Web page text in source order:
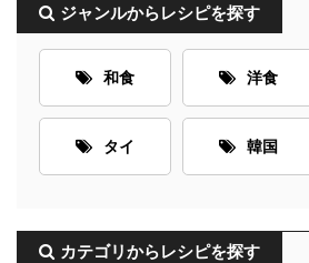
ジャンルからレシピを探す
和食 洋食
タイ 韓国
カテゴリからレシピを探す